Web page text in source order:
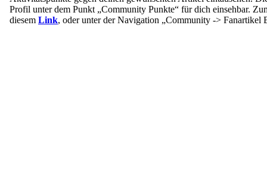
Profil unter dem Punkt „Community Punkte“ für dich einsehbar.
diesem Link, oder unter der Navigation „Community -> Fanartikel